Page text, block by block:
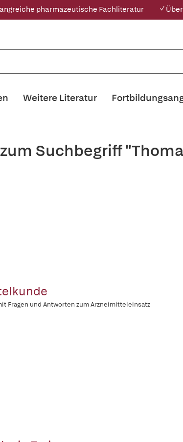
pharmazeutische Fachliteratur ✓
Weitere Literatur
Suchbegriff
Fragen und Antworten zum Arzneimitteleinsatz